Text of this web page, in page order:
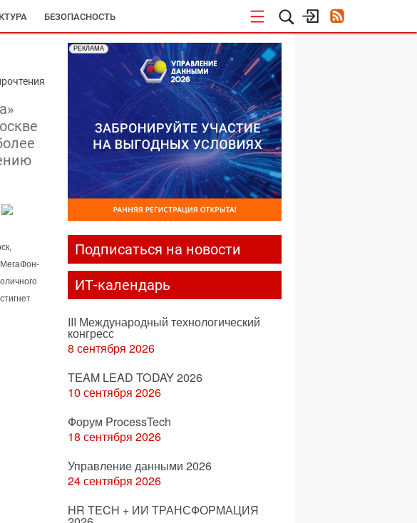
БЕЗОПАСНОСТЬ
РЕКЛАМА
Подписаться на новости
ИТ-календарь
III Международный технологический
конгресс
8 сентября 2026
TEAM LEAD TODAY 2026
10 сентября 2026
Форум ProcessTech
18 сентября 2026
Управление данными 2026
24 сентября 2026
HR TECH + ИИ ТРАНСФОРМАЦИЯ